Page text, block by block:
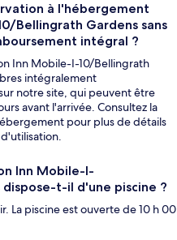
à l'hébergement
Bellingrath Gardens sans
intégral ?
Inn Mobile-I-10/Bellingrath
intégralement
notre site, qui peuvent être
avant l'arrivée. Consultez la
pour plus de détails
Inn Mobile-I-
t-il d'une piscine ?
La piscine est ouverte de 10 h 00